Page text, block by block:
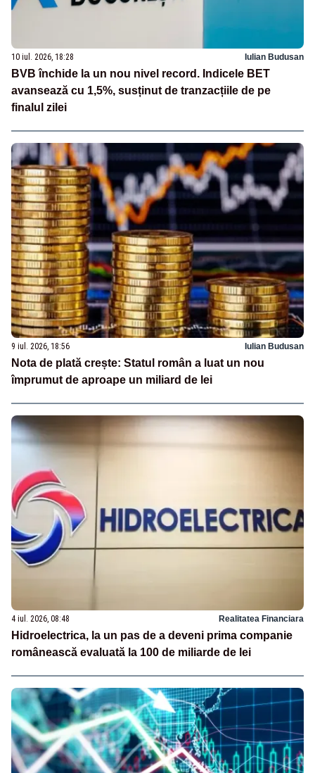
10 iul. 2026, 18:28 Iulian Budusan
BVB închide la un nou nivel record. Indicele BET
avansează cu 1,5%, susținut de tranzacțiile de pe
finalul zilei
9 iul. 2026, 18:56 Iulian Budusan
Nota de plată crește: Statul român a luat un nou
împrumut de aproape un miliard de lei
4 iul. 2026, 08:48 Realitatea Financiara
Hidroelectrica, la un pas de a deveni prima companie
românească evaluată la 100 de miliarde de lei